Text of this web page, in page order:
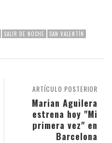
SALIR DE NOCHE SAN VALENTÍN
ARTÍCULO POSTERIOR
Marian Aguilera
estrena hoy "Mi
primera vez" en
Barcelona